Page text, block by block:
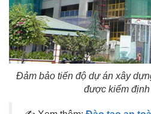
Đảm bảo tiến độ dự án xây
được kiểm định